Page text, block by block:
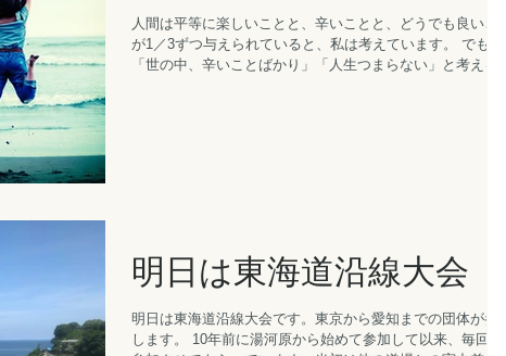
人間は平等に楽しいことと、辛いことと、どうでも良いこと
が1／3ずつ与えられていると、私は考えています。 でも、
「世の中、辛いことばかり」「人生つまらない」と考える人
明日は東海道沿線大会
明日は東海道沿線大会です。東京から愛知までの団体が参加
します。 10年前に湯河原から始めて参加して以来、毎回、